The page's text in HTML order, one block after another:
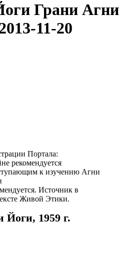
Грани Агни
11-20
Портала:
рекомендуется
к изучению Агни
Источник в
Живой Этики.
Йоги, 1959 г.